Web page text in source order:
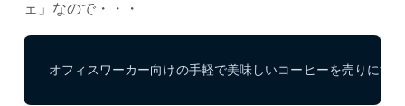
ェ」なので・・・
オフィスワーカー向けの手軽で美味しいコーヒーを売りにす